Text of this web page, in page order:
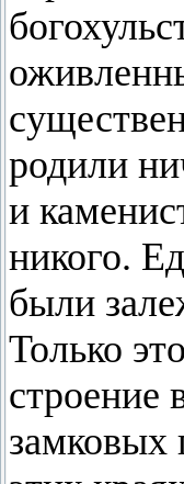
родили
и
никого.
были
Только
строение
замковых